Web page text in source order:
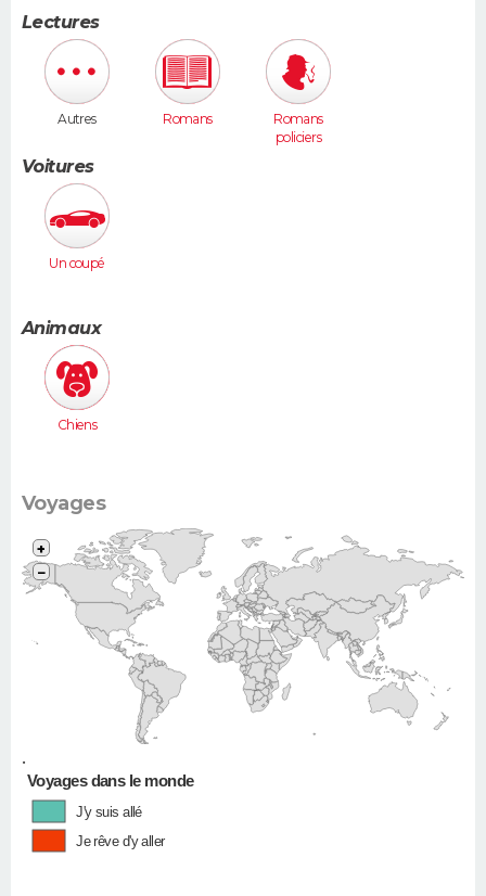
Lectures
Autres Romans
Romans
policiers
Voitures
Un coupé
Animaux
Chiens
Voyages
•
+
−
Voyages dans le monde
J'y suis allé
Je rêve d'y aller